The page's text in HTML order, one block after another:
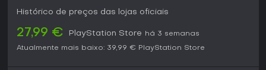
Histórico de preços das lojas oficiais
27,99 € PlayStation Store
há 3 semanas
Atualmente mais baixo: 39,99 € PlayStation Store